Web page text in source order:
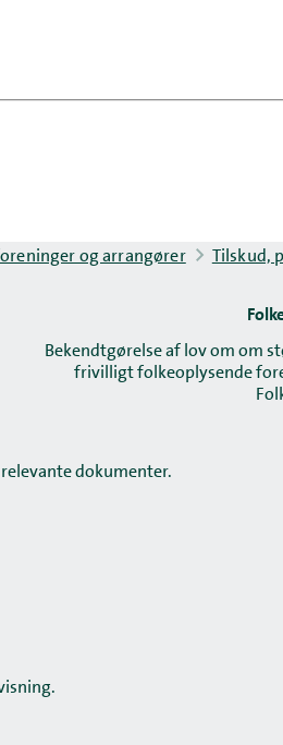
og arrangører Tilskud,
Bekendtgørelse af lov om om
frivilligt folkeoplysende
dokumenter.